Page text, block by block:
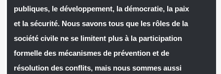
publiques, le développement, la démocratie, la paix
et la sécurité. Nous savons tous que les rôles de la
société civile ne se limitent plus à la participation
formelle des mécanismes de prévention et de
résolution des conflits, mais nous sommes aussi